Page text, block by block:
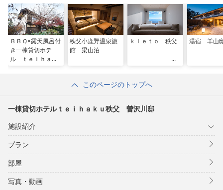
ＢＢＱ×露天風呂付
き一棟貸切ホテ
ル ｔｅｉｈａｋ
秩父小鹿野温泉旅
館 梁山泊
ｋｉｅｔｏ 秩父 湯宿 羊山
このページのトップへ
一棟貸切ホテルｔｅｉｈａｋｕ秩父 曽沢川邸
施設紹介
プラン
部屋
写真・動画